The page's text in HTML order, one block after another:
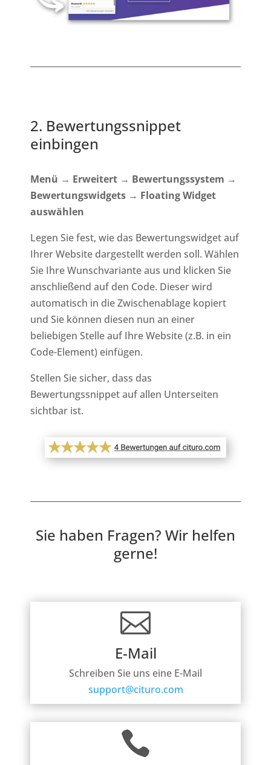
2. Bewertungssnippet
einbingen
Menü → Erweitert → Bewertungssystem →
Bewertungswidgets → Floating Widget
auswählen
Legen Sie fest, wie das Bewertungswidget auf
Ihrer Website dargestellt werden soll. Wählen
Sie Ihre Wunschvariante aus und klicken Sie
anschließend auf den Code. Dieser wird
automatisch in die Zwischenablage kopiert
und Sie können diesen nun an einer
beliebigen Stelle auf Ihre Website (z.B. in ein
Code-Element) einfügen.
Stellen Sie sicher, dass das
Bewertungssnippet auf allen Unterseiten
sichtbar ist.
Sie haben Fragen? Wir helfen
gerne!

E-Mail
Schreiben Sie uns eine E-Mail
support@cituro.com
